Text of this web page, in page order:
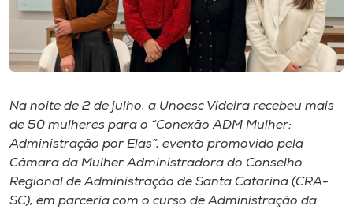
Cultura
CPA
Biblioteca
Editora
Na noite de 2 de julho, a Unoesc Videira recebeu mais
de 50 mulheres para o “Conexão ADM Mulher:
Administração por Elas”, evento promovido pela
Câmara da Mulher Administradora do Conselho
Regional de Administração de Santa Catarina (CRA-
SC), em parceria com o curso de Administração da